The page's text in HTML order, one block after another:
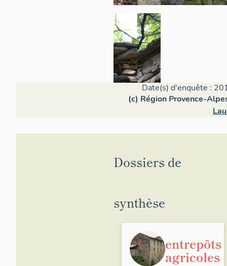
Date(s) d'enquête :
(c) Région Provence-
Dossiers de
synthèse
entrepôts
agricoles